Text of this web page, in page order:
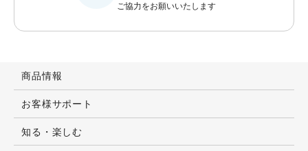
ご協力をお願いいたします
商品情報
お客様サポート
知る・楽しむ